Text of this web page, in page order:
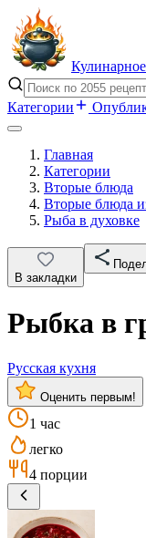
Кулинарное
Категории
Главная
Категории
Вторые блюда
Вторые блюда
Рыба в духовке
В закладки
Рыбка в
Русская кухня
Оценить первым!
1 час
легко
4 порции